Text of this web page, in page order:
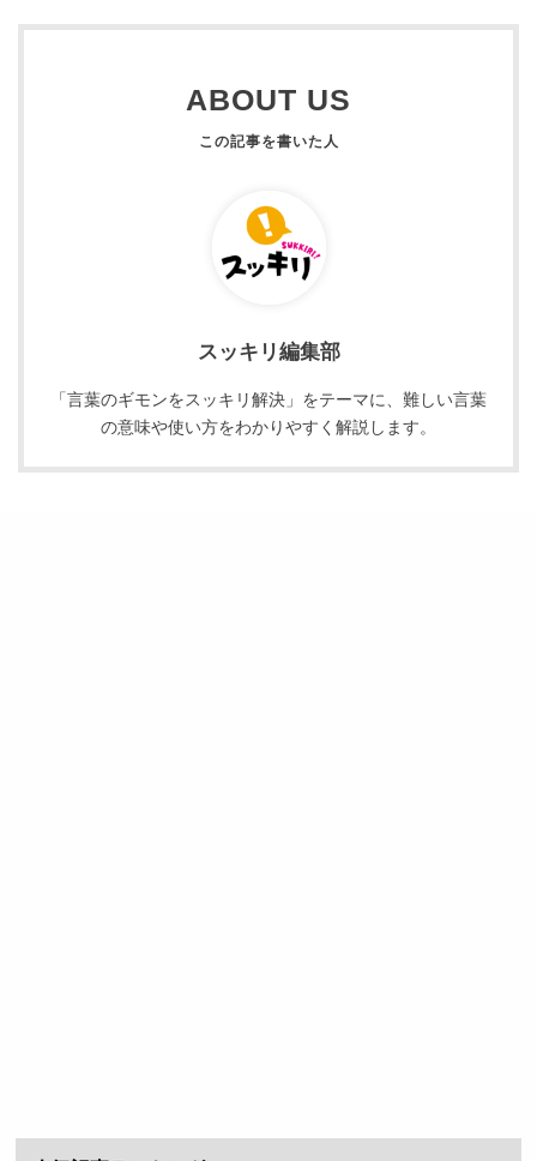
ABOUT US
スッキリ編集部
「言葉のギモンをスッキリ解決」をテーマに、難しい言葉
の意味や使い方をわかりやすく解説します。